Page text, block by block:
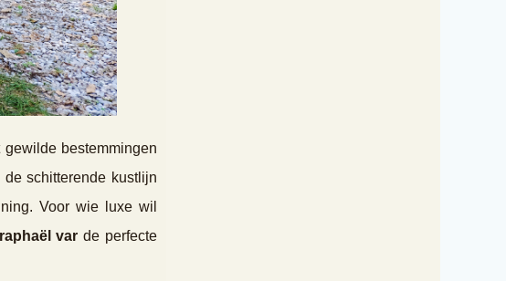
bestemmingen
schitterende kustlijn
Voor wie luxe wil
var de perfecte